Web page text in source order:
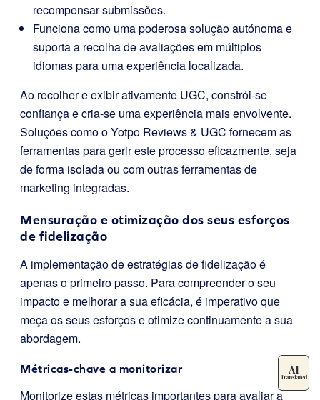
recompensar submissões.
Funciona como uma poderosa solução autónoma e
suporta a recolha de avaliações em múltiplos
idiomas para uma experiência localizada.
Ao recolher e exibir ativamente UGC, constrói-se
confiança e cria-se uma experiência mais envolvente.
Soluções como o Yotpo Reviews & UGC fornecem as
ferramentas para gerir este processo eficazmente, seja
de forma isolada ou com outras ferramentas de
marketing integradas.
Mensuração e otimização dos seus esforços
de fidelização
A implementação de estratégias de fidelização é
apenas o primeiro passo. Para compreender o seu
impacto e melhorar a sua eficácia, é imperativo que
meça os seus esforços e otimize continuamente a sua
abordagem.
Métricas-chave a monitorizar
Monitorize estas métricas importantes para avaliar a